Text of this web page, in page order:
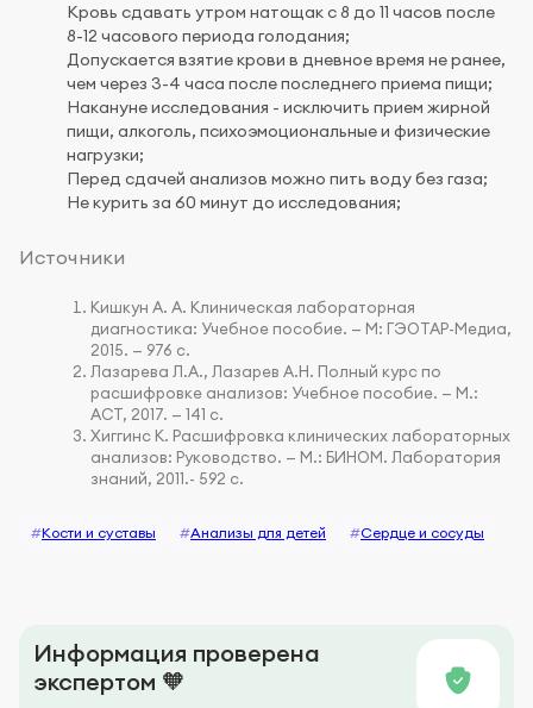
Кровь сдавать утром натощак с 8 до 11 часов после
8-12 часового периода голодания;
Допускается взятие крови в дневное время не ранее,
чем через 3-4 часа после последнего приема пищи;
Накануне исследования - исключить прием жирной
пищи, алкоголь, психоэмоциональные и физические
нагрузки;
Перед сдачей анализов можно пить воду без газа;
Не курить за 60 минут до исследования;
Источники
Кишкун А. А. Клиническая лабораторная
диагностика: Учебное пособие. — М: ГЭОТАР-Медиа,
2015. — 976 с.
Лазарева Л.А., Лазарев А.Н. Полный курс по
расшифровке анализов: Учебное пособие. — М.:
АСТ, 2017. — 141 с.
Хиггинс К. Расшифровка клинических лабораторных
анализов: Руководство. — М.: БИНОМ. Лаборатория
знаний, 2011.- 592 с.
#Кости и суставы #Анализы для детей #Сердце и сосуды
Информация проверена
экспертом 🧡